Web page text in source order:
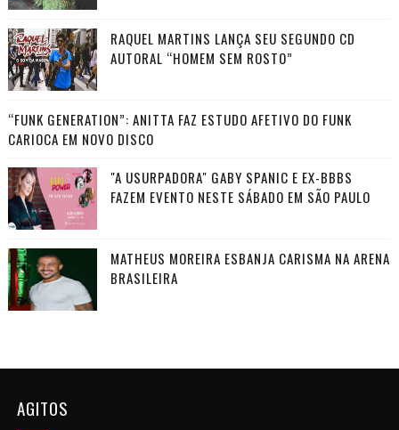
RAQUEL MARTINS LANÇA SEU SEGUNDO CD
AUTORAL “HOMEM SEM ROSTO”
“FUNK GENERATION”: ANITTA FAZ ESTUDO AFETIVO DO FUNK
CARIOCA EM NOVO DISCO
"A USURPADORA" GABY SPANIC E EX-BBBS
FAZEM EVENTO NESTE SÁBADO EM SÃO PAULO
MATHEUS MOREIRA ESBANJA CARISMA NA ARENA
BRASILEIRA
AGITOS